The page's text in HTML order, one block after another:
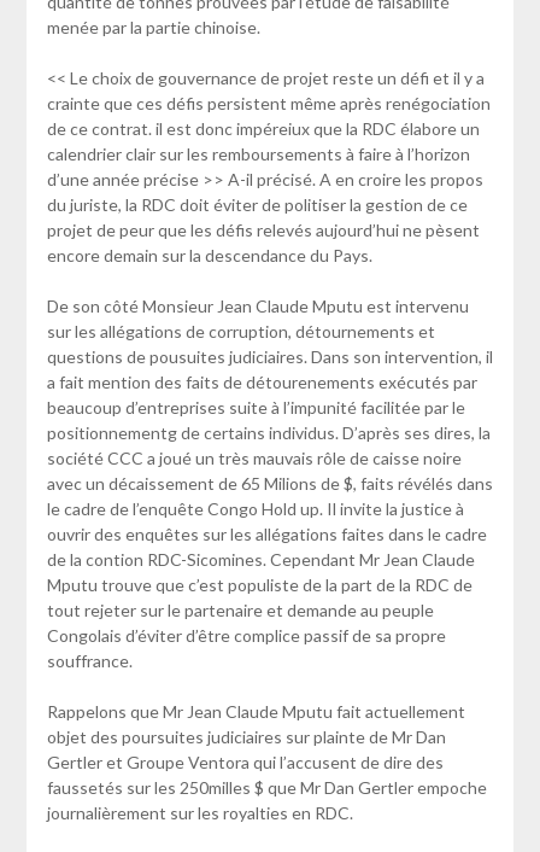
menée par la partie chinoise.
<< Le choix de gouvernance de projet reste un défi et il y a
crainte que ces défis persistent même après renégociation
de ce contrat. il est donc impéreiux que la RDC élabore un
calendrier clair sur les remboursements à faire à l’horizon
d’une année précise >> A-il précisé. A en croire les propos
du juriste, la RDC doit éviter de politiser la gestion de ce
projet de peur que les défis relevés aujourd’hui ne pèsent
encore demain sur la descendance du Pays.
De son côté Monsieur Jean Claude Mputu est intervenu
sur les allégations de corruption, détournements et
questions de pousuites judiciaires. Dans son intervention, il
a fait mention des faits de détourenements exécutés par
beaucoup d’entreprises suite à l’impunité facilitée par le
positionnementg de certains individus. D’après ses dires, la
société CCC a joué un très mauvais rôle de caisse noire
avec un décaissement de 65 Milions de $, faits révélés dans
le cadre de l’enquête Congo Hold up. Il invite la justice à
ouvrir des enquêtes sur les allégations faites dans le cadre
de la contion RDC-Sicomines. Cependant Mr Jean Claude
Mputu trouve que c’est populiste de la part de la RDC de
tout rejeter sur le partenaire et demande au peuple
Congolais d’éviter d’être complice passif de sa propre
souffrance.
Rappelons que Mr Jean Claude Mputu fait actuellement
objet des poursuites judiciaires sur plainte de Mr Dan
Gertler et Groupe Ventora qui l’accusent de dire des
faussetés sur les 250milles $ que Mr Dan Gertler empoche
journalièrement sur les royalties en RDC.